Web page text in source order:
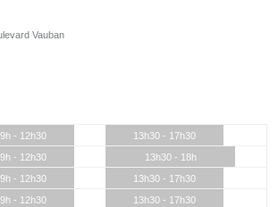
Vauban
9h - 12h30
13h30 - 17h30
9h - 12h30
13h30 - 18h
9h - 12h30
13h30 - 17h30
9h - 12h30
13h30 - 17h30